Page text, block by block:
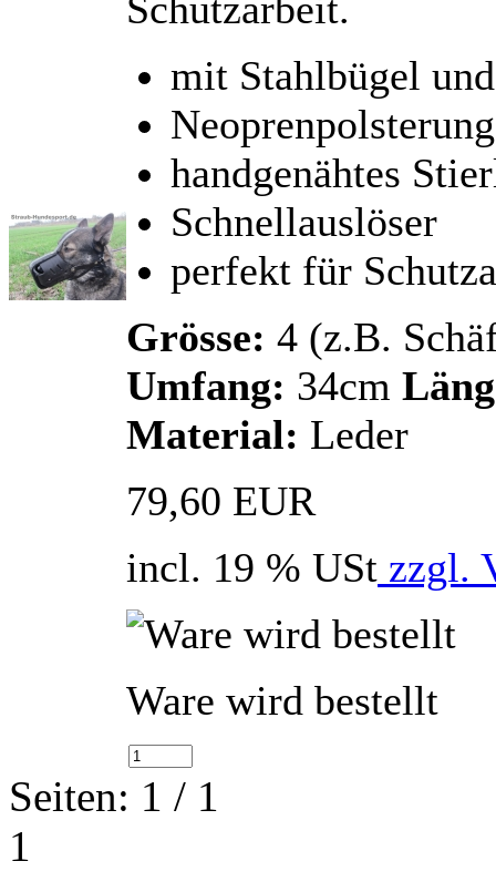
mit Stahlbügel
handgenähtes
Schnellauslöser
perfekt für
Grösse: 4 (z.B.
Umfang: 34cm
Material: Leder
79,60 EUR
incl. 19 % USt zzgl.
Ware wird bestellt
Seiten: 1 / 1
1